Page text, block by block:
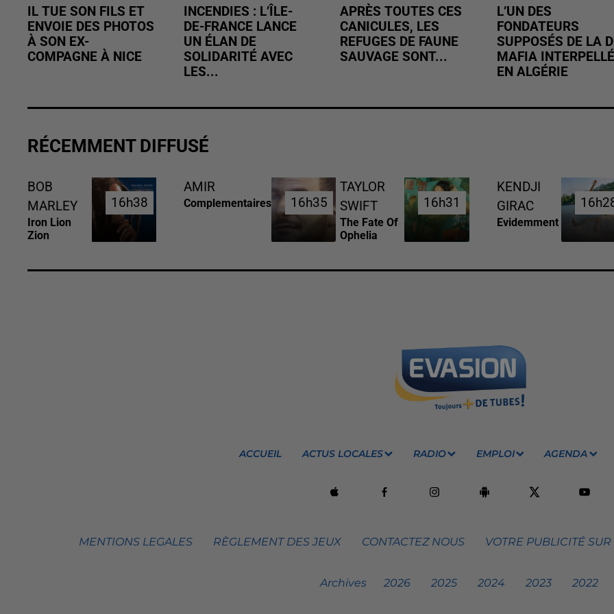
IL TUE SON FILS ET
ENVOIE DES PHOTOS
À SON EX-
COMPAGNE À NICE
INCENDIES : L’ÎLE-
DE-FRANCE LANCE
UN ÉLAN DE
SOLIDARITÉ AVEC
LES...
APRÈS TOUTES CES
CANICULES, LES
REFUGES DE FAUNE
SAUVAGE SONT...
L’UN DES
FONDATEURS
SUPPOSÉS DE LA
MAFIA INTERPELLÉ
EN ALGÉRIE
RÉCEMMENT DIFFUSÉ
BOB
MARLEY
Iron Lion
Zion
16h38
16h38
AMIR
Complementaires 16h35
16h35
TAYLOR
SWIFT
The Fate Of
Ophelia
16h31
16h31
KENDJI
GIRAC
Evidemment
ACCUEIL ACTUS LOCALES RADIO EMPLOI AGENDA
MENTIONS LEGALES RÈGLEMENT DES JEUX CONTACTEZ NOUS VOTRE PUBLICITÉ
Archives 2026 2025 2024 2023 2022